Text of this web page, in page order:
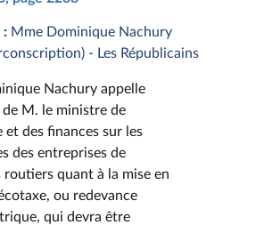
: Mme Dominique Nachury
- Les Républicains
Nachury appelle
M. le ministre de
et des finances sur les
des entreprises de
quant à la mise en
ou redevance
qui devra être